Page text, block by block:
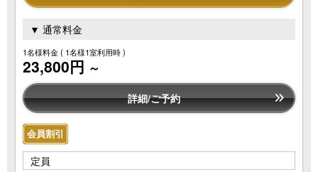
▼ 通常料金
1名様料金( 1名様1室利用時 )
23,800円 ～
詳細/ご予約
会員割引
定員